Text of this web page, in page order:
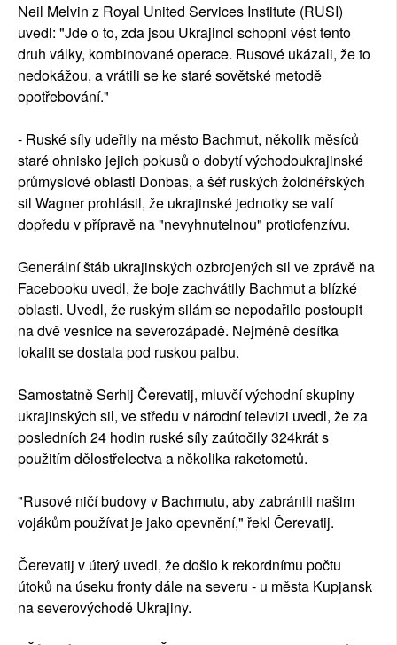
Neil Melvin z Royal United Services Institute (RUSI)
uvedl: "Jde o to, zda jsou Ukrajinci schopni vést tento
druh války, kombinované operace. Rusové ukázali, že to
nedokážou, a vrátili se ke staré sovětské metodě
opotřebování."
- Ruské síly udeřily na město Bachmut, několik měsíců
staré ohnisko jejich pokusů o dobytí východoukrajinské
průmyslové oblasti Donbas, a šéf ruských žoldnéřských
sil Wagner prohlásil, že ukrajinské jednotky se valí
dopředu v přípravě na "nevyhnutelnou" protiofenzívu.
Generální štáb ukrajinských ozbrojených sil ve zprávě na
Facebooku uvedl, že boje zachvátily Bachmut a blízké
oblasti. Uvedl, že ruským silám se nepodařilo postoupit
na dvě vesnice na severozápadě. Nejméně desítka
lokalit se dostala pod ruskou palbu.
Samostatně Serhij Čerevatij, mluvčí východní skupiny
ukrajinských sil, ve středu v národní televizi uvedl, že za
posledních 24 hodin ruské síly zaútočily 324krát s
použitím dělostřelectva a několika raketometů.
"Rusové ničí budovy v Bachmutu, aby zabránili našim
vojákům používat je jako opevnění," řekl Čerevatij.
Čerevatij v úterý uvedl, že došlo k rekordnímu počtu
útoků na úseku fronty dále na severu - u města Kupjansk
na severovýchodě Ukrajiny.